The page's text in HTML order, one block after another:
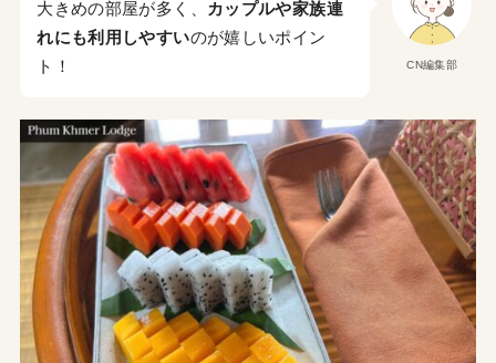
CN編集部
大きめの部屋が多く、
カップルや家族連
れにも利用しやすいのが嬉しいポイン
ト！